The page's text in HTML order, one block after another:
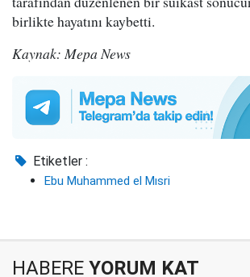
birlikte hayatını kaybetti.
Kaynak: Mepa News
Etiketler :
Ebu Muhammed el Mısri
HABERE YORUM KAT